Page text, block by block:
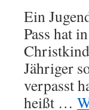
Ein
Pass hat
Jähriger
verpasst
heißt …